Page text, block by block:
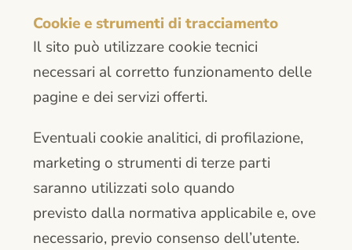
Cookie e strumenti di tracciamento
Il sito può utilizzare cookie tecnici
necessari al corretto funzionamento delle
pagine e dei servizi offerti.
Eventuali cookie analitici, di profilazione,
marketing o strumenti di terze parti
saranno utilizzati solo quando
previsto dalla normativa applicabile e, ove
necessario, previo consenso dell’utente.